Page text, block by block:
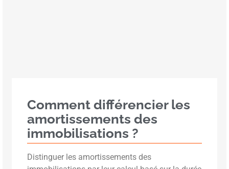
Comment différencier les
amortissements des
immobilisations ?
Distinguer les amortissements des